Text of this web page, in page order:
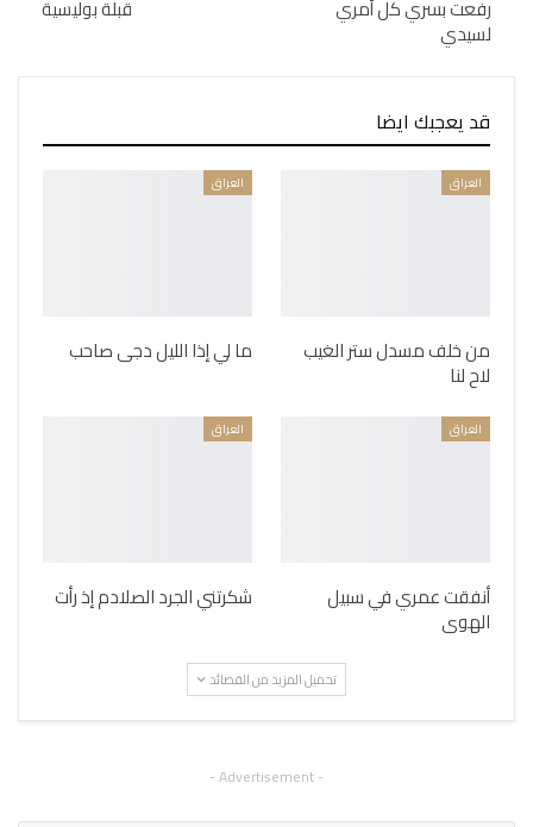
رفعت بسري كل أمري
لسيدي
قبلة بوليسية
قد يعجبك ايضا
العراق
من خلف مسدل ستر الغيب
لاح لنا
العراق
ما لي إذا الليل دجى صاحب
العراق
أنفقت عمري في سبيل
الهوى
العراق
شكرتني الجرد الصلادم إذ رأت
تحميل المزيد من القصائد
- Advertisement -